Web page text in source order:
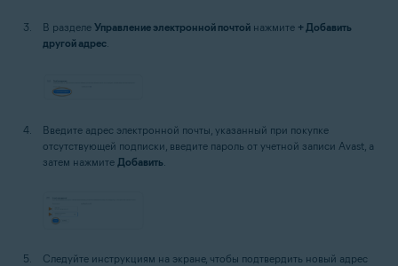
В разделе Управление электронной почтой нажмите + Добавить
другой адрес.
Введите адрес электронной почты, указанный при покупке
отсутствующей подписки, введите пароль от учетной записи Avast, а
затем нажмите Добавить
Следуйте инструкциям на экране, чтобы подтвердить новый адрес